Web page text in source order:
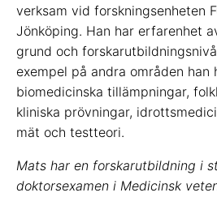
verksam vid forskningsenheten
Jönköping. Han har erfarenhet
grund och
exempel på andra områden
biomedicinska tillämpningar,
kliniska prövningar,
mät och testteori.
Mats har en forskarutbildning i
doktorsexamen i Medicinsk